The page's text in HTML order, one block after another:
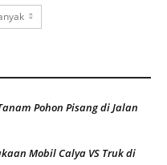
Pohon Pisang di Jalan
Mobil Calya VS Truk di